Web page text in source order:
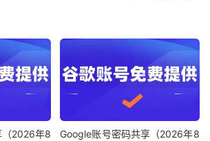
（2026年8
Google账号密码共享（2026年8